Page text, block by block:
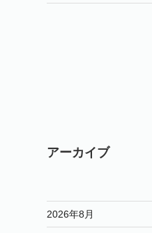
アーカイブ
2026年8月